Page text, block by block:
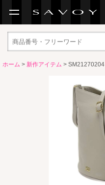
ホーム > 新作アイテム > SM21270204